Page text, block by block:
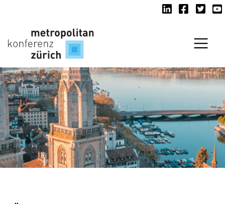
LinkedIn
Facebook